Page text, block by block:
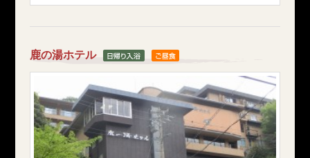
鹿の湯ホテル